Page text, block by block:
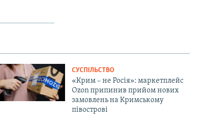
СУСПІЛЬСТВО
«Крим – не Росія»: маркетплейс
Ozon припинив прийом нових
замовлень на Кримському
півострові